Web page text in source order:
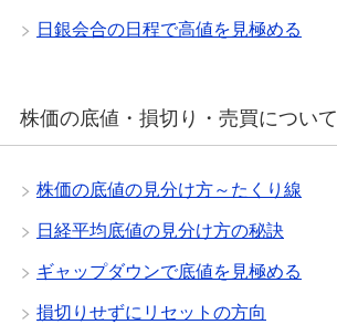
日銀会合の日程で高値を見極める
株価の底値・損切り・売買について
株価の底値の見分け方～たくり線
日経平均底値の見分け方の秘訣
ギャップダウンで底値を見極める
損切りせずにリセットの方向